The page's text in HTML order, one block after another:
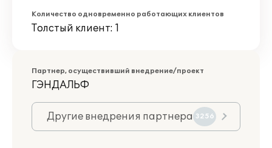
Количество одновременно работающих клиентов
Толстый клиент: 1
Партнер, осуществивший внедрение/проект
ГЭНДАЛЬФ
Другие внедрения партнера 3256